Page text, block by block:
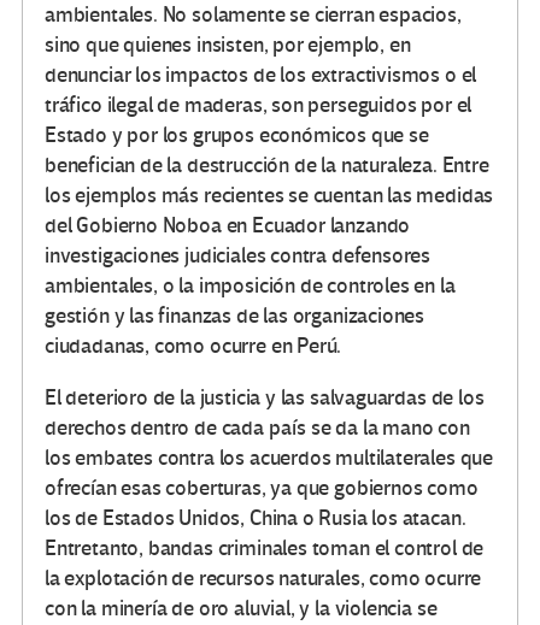
ambientales. No solamente se cierran espacios,
sino que quienes insisten, por ejemplo, en
denunciar los impactos de los extractivismos o el
tráfico ilegal de maderas, son perseguidos por el
Estado y por los grupos económicos que se
benefician de la destrucción de la naturaleza. Entre
los ejemplos más recientes se cuentan las medidas
del Gobierno Noboa en Ecuador lanzando
investigaciones judiciales contra defensores
ambientales, o la imposición de controles en la
gestión y las finanzas de las organizaciones
ciudadanas, como ocurre en Perú.
El deterioro de la justicia y las salvaguardas de los
derechos dentro de cada país se da la mano con
los embates contra los acuerdos multilaterales que
ofrecían esas coberturas, ya que gobiernos como
los de Estados Unidos, China o Rusia los atacan.
Entretanto, bandas criminales toman el control de
la explotación de recursos naturales, como ocurre
con la minería de oro aluvial, y la violencia se